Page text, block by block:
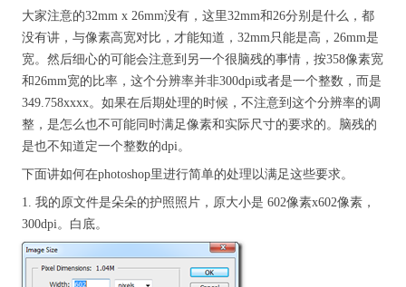
大家注意的32mm x 26mm没有，这里32mm和26分别是什么，都
没有讲，与像素高宽对比，才能知道，32mm只能是高，26mm是
宽。然后细心的可能会注意到另一个很脑残的事情，按358像素宽
和26mm宽的比率，这个分辨率并非300dpi或者是一个整数，而是
349.758xxxx。如果在后期处理的时候，不注意到这个分辨率的调
整，是怎么也不可能同时满足像素和实际尺寸的要求的。脑残的
是也不知道定一个整数的dpi。
下面讲如何在photoshop里进行简单的处理以满足这些要求。
1. 我的原文件是朵朵的护照照片，原大小是 602像素x602像素，
300dpi。白底。